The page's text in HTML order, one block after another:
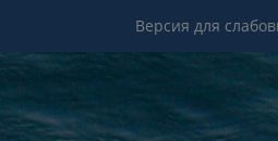
Версия для